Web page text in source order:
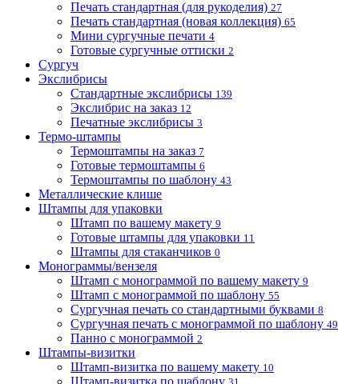
Печать стандартная (для рукоделия) 27
Печать стандартная (новая коллекция) 65
Мини сургучные печати 4
Готовые сургучные оттиски 2
Сургуч
Экслибрисы
Стандартные экслибрисы 139
Экслибрис на заказ 12
Печатные экслибрисы 3
Термо-штампы
Термоштампы на заказ 7
Готовые термоштампы 6
Термоштампы по шаблону 43
Металлические клише
Штампы для упаковки
Штамп по вашему макету 9
Готовые штампы для упаковки 11
Штампы для стаканчиков 0
Монограммы/вензеля
Штамп с монограммой по вашему макету 9
Штамп с монограммой по шаблону 55
Сургучная печать со стандартными буквами 8
Сургучная печать с монограммой по шаблону 49
Панно с монограммой 2
Штампы-визитки
Штамп-визитка по вашему макету 10
Штамп-визитка по шаблону